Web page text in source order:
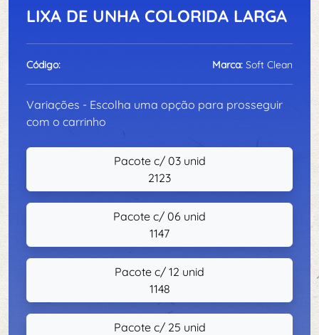
LIXA DE UNHA COLORIDA LARGA
Código: Marca: Soft Clean
Variações - Escolha uma opção para prosseguir
com o carrinho
Pacote c/ 03 unid
2123
Pacote c/ 06 unid
1147
Pacote c/ 12 unid
1148
Pacote c/ 25 unid